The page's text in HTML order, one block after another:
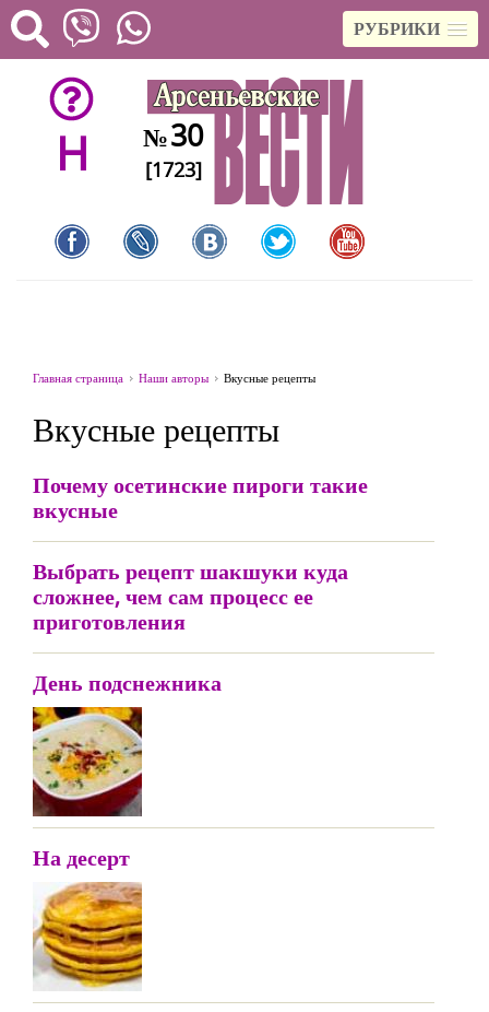
РУБРИКИ
H №30
[1723]
Главная страница Наши авторы Вкусные рецепты
Вкусные рецепты
Почему осетинские пироги такие
вкусные
Выбрать рецепт шакшуки куда
сложнее, чем сам процесс ее
приготовления
День подснежника
На десерт